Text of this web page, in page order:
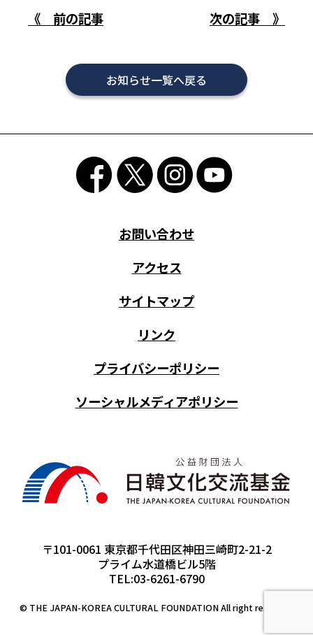
《 前の記事 次の記事 》
お知らせ一覧へ戻る
お問い合わせ
アクセス
サイトマップ
リンク
プライバシーポリシー
ソーシャルメディアポリシー
〒101-0061 東京都千代田区神田三崎町2-21-2
プライム水道橋ビル5階
TEL:03-6261-6790
© THE JAPAN-KOREA CULTURAL FOUNDATION All right reserved.